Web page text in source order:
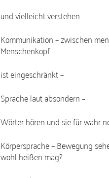
und vielleicht verstehen
Kommunikation – zwischen
Menschenkopf –
ist eingeschränkt –
Sprache laut absondern –
Wörter hören und sie für wahr
Körpersprache – Bewegung
wohl heißen mag?